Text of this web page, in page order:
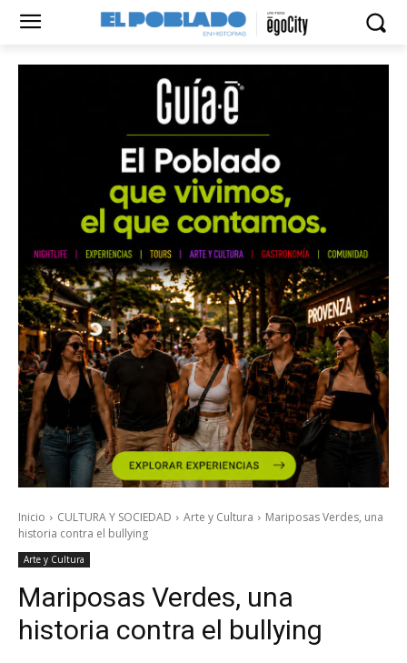
Inicio CULTURA Y SOCIEDAD Arte y Cultura
Mariposas Verdes, una
historia contra el bullying
Arte y Cultura
Mariposas Verdes, una
historia contra el bullying